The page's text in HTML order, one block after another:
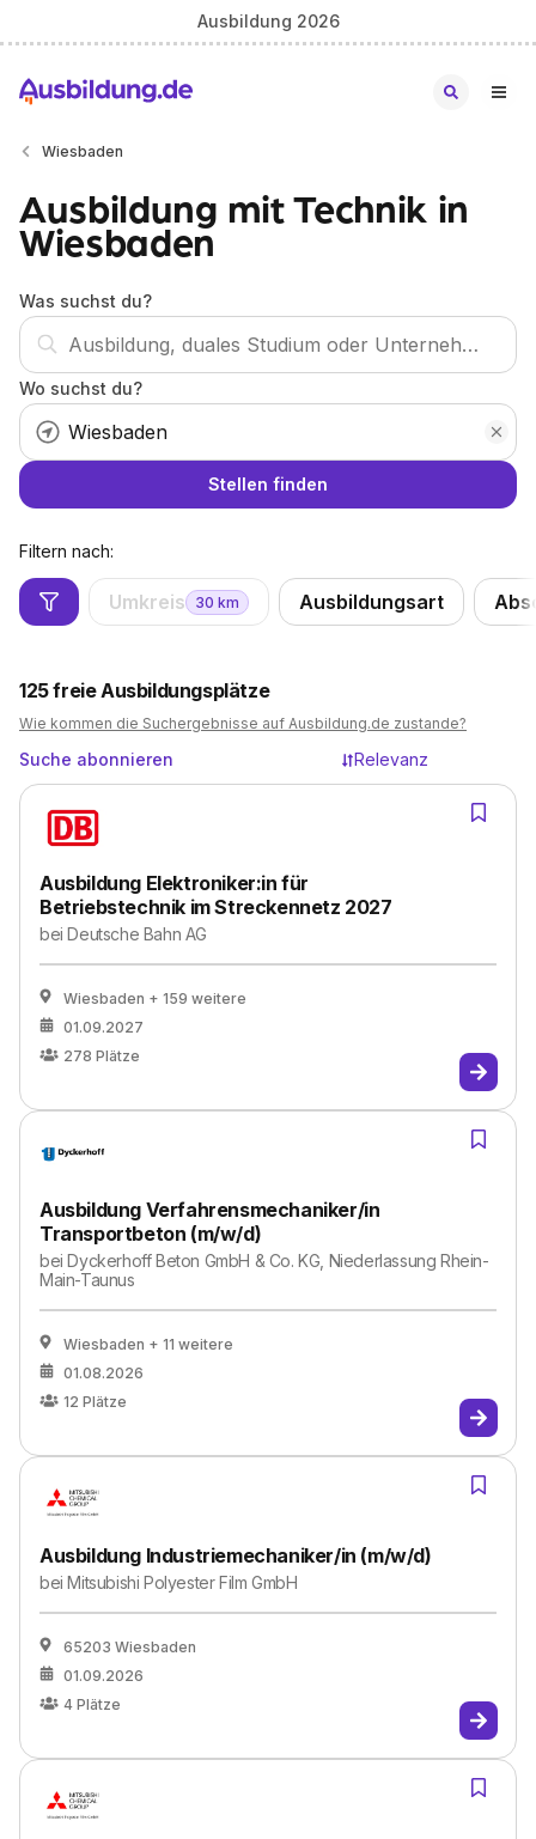
Ausbildung 2026
Wiesbaden
Ausbildung mit Technik in
Wiesbaden
Was suchst du?
Wo suchst du?
Stellen finden
Filtern nach:
Umkreis 30 km Ausbildungsart
125freie Ausbildungsplätze
Wie kommen die Suchergebnisse auf Ausbildung.de zustande?
Suche abonnieren Relevanz
Ausbildung Elektroniker:in für
Betriebstechnik im Streckennetz 2027
beiDeutsche Bahn AG
Wiesbaden + 159 weitere
01.09.2027
278 Plätze
Ausbildung Verfahrensmechaniker/in
Transportbeton (m/w/d)
beiDyckerhoff Beton GmbH & Co. KG, Niederlassung Rhein-
Main-Taunus
Wiesbaden + 11 weitere
01.08.2026
12 Plätze
Ausbildung Industriemechaniker/in (m/w/d)
beiMitsubishi Polyester Film GmbH
65203 Wiesbaden
01.09.2026
4 Plätze